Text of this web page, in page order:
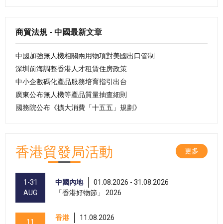
商貿法規 - 中國最新文章
中國加強無人機相關兩用物項對美國出口管制
深圳前海調整香港人才租賃住房政策
中小企數碼化產品服務培育指引出台
廣東公布無人機等產品質量抽查細則
國務院公布《擴大消費「十五五」規劃》
香港貿發局活動 更多
1-31
AUG
中國內地
01.08.2026 - 31.08.2026
「香港好物節」 2026
11
香港
11.08.2026